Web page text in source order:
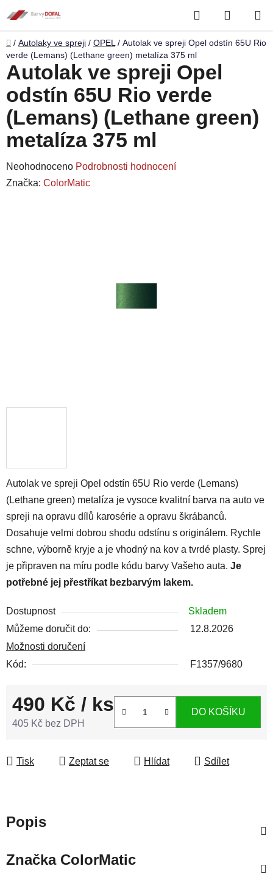
na
obsah
Hledat
KOŠÍK
Domů
/ Autolaky ve spreji / OPEL / Autolak ve spreji Opel odstín 65U Rio
verde (Lemans) (Lethane green) metalíza 375 ml
Autolak ve spreji Opel odstín 65U Rio verde (Lemans)
(Lethane green) metalíza je vysoce kvalitní barva na auto ve
spreji na opravu dílů karosérie a opravu škrábanců.
Dosahuje velmi dobrou shodu odstínu s originálem. Rychle
schne, výborně kryje a je vhodný na kov a tvrdé plasty. Sprej
je připraven na míru podle kódu barvy Vašeho auta. Je
potřebné jej přestříkat bezbarvým lakem.
Dostupnost
Skladem
Můžeme doručit do:
12.8.2026
Možnosti doručení
Kód:
F1357/9680
490 Kč / ks
405 Kč bez DPH
DO KOŠÍKU
Tisk Zeptat se Hlídat Sdílet
Autolak ve spreji Opel
odstín 65U Rio verde
(Lemans) (Lethane green)
metalíza 375 ml
Průměrné
hodnocení
Neohodnoceno Podrobnosti hodnocení
Značka: ColorMatic
Popis
ZnačkaColorMatic